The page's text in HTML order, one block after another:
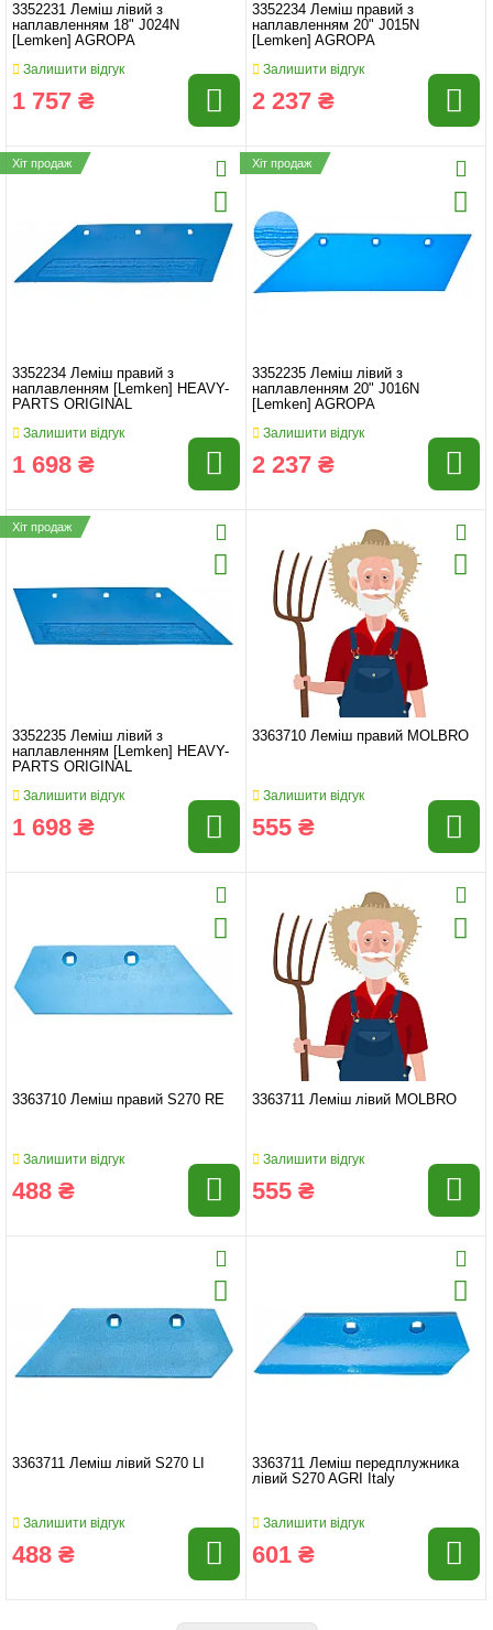
3352231 Леміш лівий з
наплавленням 18" J024N
[Lemken] AGROPA
Залишити відгук
1 757 ₴
3352234 Леміш правий з
наплавленням 20" J015N
[Lemken] AGROPA
Залишити відгук
2 237 ₴
Хіт продаж
3352234 Леміш правий з
наплавленням [Lemken] HEAVY-
PARTS ORIGINAL
Залишити відгук
1 698 ₴
Хіт продаж
3352235 Леміш лівий з
наплавленням 20" J016N
[Lemken] AGROPA
Залишити відгук
2 237 ₴
Хіт продаж
3352235 Леміш лівий з
наплавленням [Lemken] HEAVY-
PARTS ORIGINAL
Залишити відгук
1 698 ₴
3363710 Леміш правий MOLBRO
Залишити відгук
555 ₴
3363710 Леміш правий S270 RE
Залишити відгук
488 ₴
3363711 Леміш лівий MOLBRO
Залишити відгук
555 ₴
3363711 Леміш лівий S270 LI
Залишити відгук
488 ₴
3363711 Леміш передплужника
лівий S270 AGRI Italy
Залишити відгук
601 ₴